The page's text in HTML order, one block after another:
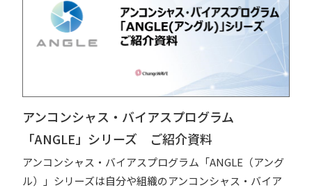
アンコンシャス・バイアスプログラム
「ANGLE」シリーズ ご紹介資料
アンコンシャス・バイアスプログラム「ANGLE（アング
ル）」シリーズは自分や組織のアンコンシャス・バイア